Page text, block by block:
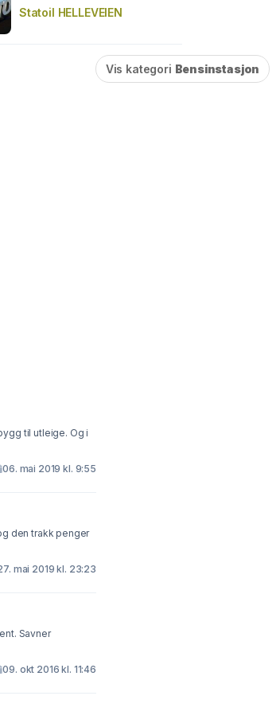
Statoil HELLEVEIEN
Vis kategori Bensinstasjon
06. mai 2019 kl. 9:55
den trakk penger
mai 2019 kl. 23:23
Savner
09. okt 2016 kl. 11:46